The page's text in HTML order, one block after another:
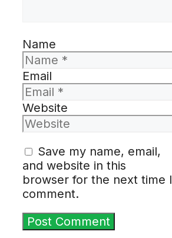
Name
Email
Website
Save my name, email,
and website in this
browser for the next time I
comment.